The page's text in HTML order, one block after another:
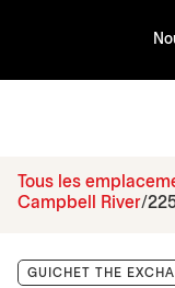
Tous les
Campbell River
GUICHET THE